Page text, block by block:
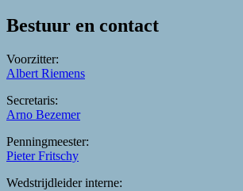
Bestuur en contact
Voorzitter:
Albert Riemens
Secretaris:
Arno Bezemer
Penningmeester:
Pieter Fritschy
Wedstrijdleider interne: